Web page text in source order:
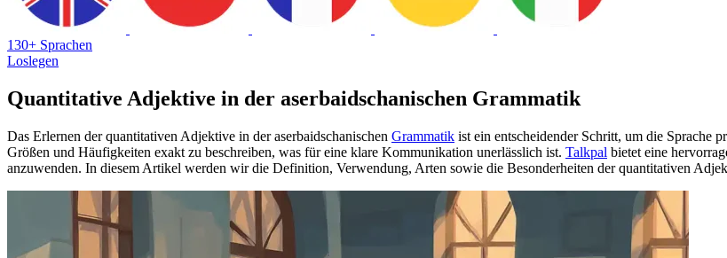
130+ Sprachen
Loslegen
Quantitative Adjektive in der aserbaidschanischen Grammatik
Das Erlernen der quantitativen Adjektive in der aserbaidschanischen Grammatik ist ein entscheidender Schritt, um die Sprache
Größen und Häufigkeiten exakt zu beschreiben, was für eine klare Kommunikation unerlässlich ist. Talkpal bietet eine
anzuwenden. In diesem Artikel werden wir die Definition, Verwendung, Arten sowie die Besonderheiten der quantitativen